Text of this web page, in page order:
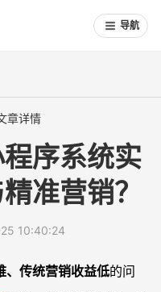
导航
户？
动？
使用？
被客户屏蔽？
章详情
序系统实
准营销？
10:40:24
、传统营销收益低的问